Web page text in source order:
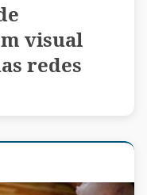
visual
redes